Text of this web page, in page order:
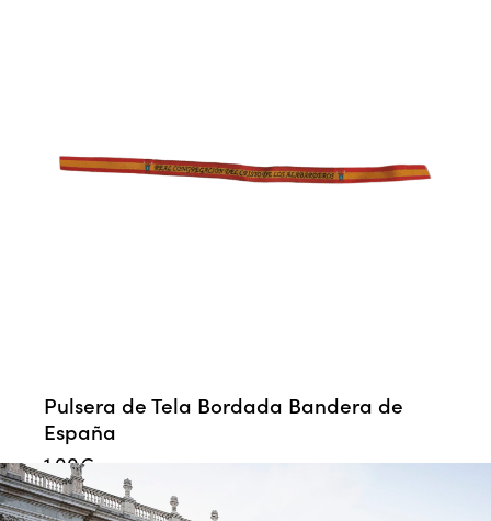
Pulsera de Tela Bordada Bandera de
España
1,00€